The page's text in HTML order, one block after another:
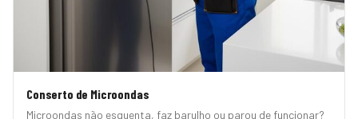
Conserto de Microondas
Microondas não esquenta, faz barulho ou parou de funcionar?